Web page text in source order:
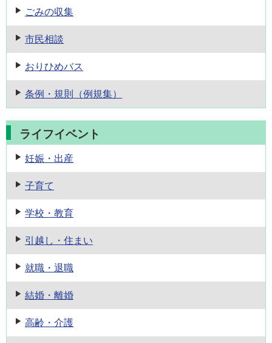
ごみの収集
市民相談
おりひめバス
条例・規則 （例規集）
ライフイベント
妊娠・出産
子育て
学校・教育
引越し・住まい
就職・退職
結婚・離婚
高齢・介護